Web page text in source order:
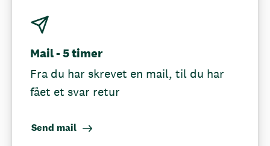
Mail - 5 timer
Fra du har skrevet en mail, til du har
fået et svar retur
Send mail